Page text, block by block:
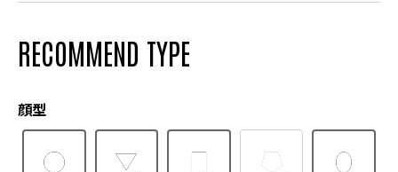
RECOMMEND TYPE
顔型